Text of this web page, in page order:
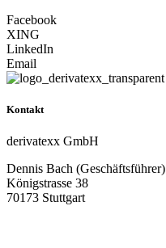
Facebook
XING
LinkedIn
Email
Kontakt
derivatexx GmbH
Dennis Bach (Geschäftsführer)
Königstrasse 38
70173 Stuttgart